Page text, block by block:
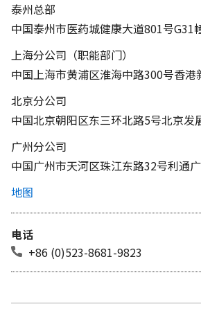
泰州总部
中国泰州市医药城健康大道801号G31
上海分公司（职能部门）
中国上海市黄浦区淮海中路300号香港
北京分公司
中国北京朝阳区东三环北路5号北京发
广州分公司
中国广州市天河区珠江东路32号利通
地图
电话
+86 (0)523-8681-9823